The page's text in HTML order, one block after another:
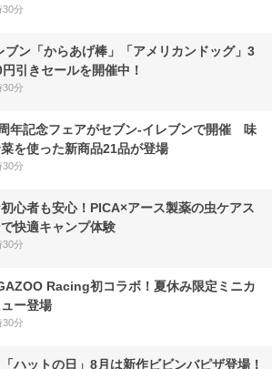
30分
ブン「からあげ棒」「アメリカンドッグ」3
引きセールを開催中！
30分
年記念フェアがセブン-イレブンで開催 味
を使った新商品21品が登場
30分
心者も安心！PICA×アース製薬の虫ケアス
快適キャンプ体験
30分
Racing初コラボ！夏休み限定ミニカ
ー登場
30分
ハットの日」8月は新作ビビンバピザ登場！